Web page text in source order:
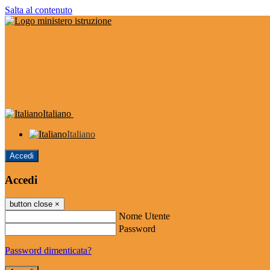
Salta al contenuto
Italiano
Italiano
Accedi
Accedi
button close ×
Nome Utente
Password
Password dimenticata?